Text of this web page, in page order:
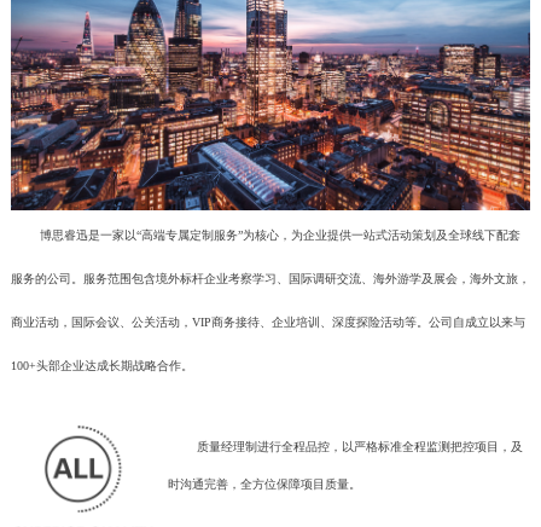
博思睿迅是一家以“高端专属定制服务”为核心，为企业提供一站式活动策划及全球线下配套
服务的公司。服务范围包含境外标杆企业考察学习、国际调研交流、海外游学及展会，海外文旅，
商业活动，国际会议、公关活动，VIP商务接待、企业培训、深度探险活动等。公司自成立以来与
100+头部企业达成长期战略合作。
质量经理制进行全程品控，以严格标准全程监测把控项目，及
时沟通完善，全方位保障项目质量。